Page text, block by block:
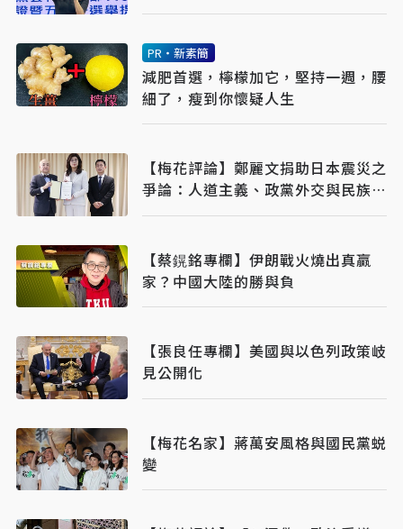
PR・新素簡
減肥首選，檸檬加它，堅持一週，腰
細了，瘦到你懷疑人生
【梅花評論】鄭麗文捐助日本震災之
爭論：人道主義、政黨外交與民族主
義之平衡
【蔡鎤銘專欄】伊朗戰火燒出真贏
家？中國大陸的勝與負
【張良任專欄】美國與以色列政策岐
見公開化
【梅花名家】蔣萬安風格與國民黨蜕
變